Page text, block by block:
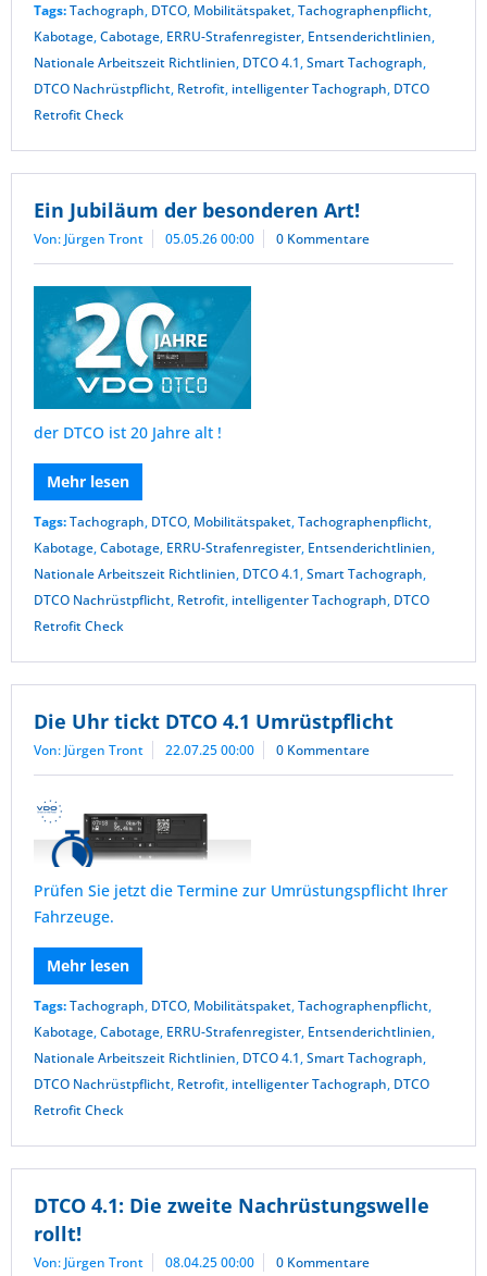
Tags:Tachograph, DTCO, Mobilitätspaket,Tachographenpflicht,
Kabotage,Cabotage, ERRU-Strafenregister, Entsenderichtlinien,
Nationale Arbeitszeit Richtlinien, DTCO 4.1,Smart Tachograph,
DTCO Nachrüstpflicht, Retrofit, intelligenter Tachograph, DTCO
Retrofit Check
Ein Jubiläum der besonderen Art!
Von: Jürgen Tront 05.05.26 00:00 0 Kommentare
der DTCO ist 20 Jahre alt !
Mehr lesen
Tags:Tachograph, DTCO, Mobilitätspaket,Tachographenpflicht,
Kabotage,Cabotage, ERRU-Strafenregister, Entsenderichtlinien,
Nationale Arbeitszeit Richtlinien, DTCO 4.1,Smart Tachograph,
DTCO Nachrüstpflicht, Retrofit, intelligenter Tachograph, DTCO
Retrofit Check
Die Uhr tickt DTCO 4.1 Umrüstpflicht
Von: Jürgen Tront 22.07.25 00:00 0 Kommentare
Prüfen Sie jetzt die Termine zur Umrüstungspflicht Ihrer
Fahrzeuge.
Mehr lesen
Tags:Tachograph, DTCO, Mobilitätspaket,Tachographenpflicht,
Kabotage,Cabotage, ERRU-Strafenregister, Entsenderichtlinien,
Nationale Arbeitszeit Richtlinien, DTCO 4.1,Smart Tachograph,
DTCO Nachrüstpflicht, Retrofit, intelligenter Tachograph, DTCO
Retrofit Check
DTCO 4.1: Die zweite Nachrüstungswelle
rollt!
Von: Jürgen Tront 08.04.25 00:00 0 Kommentare